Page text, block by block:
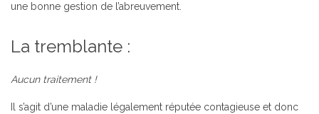
une bonne gestion de l’abreuvement.
La tremblante :
Aucun traitement !
Il s’agit d’une maladie légalement réputée contagieuse et donc